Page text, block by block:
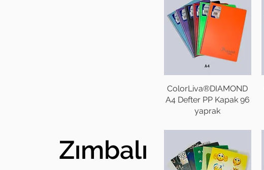
ColorLiva®DIAMOND
A4 Defter PP Kapak 96
yaprak
Zımbalı